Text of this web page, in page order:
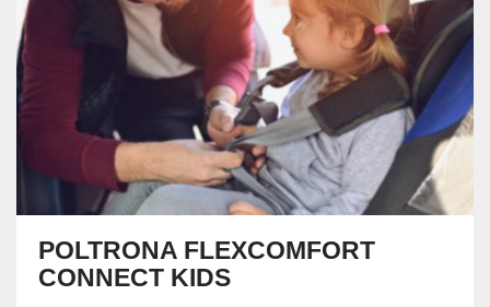
POLTRONA FLEXCOMFORT
CONNECT KIDS